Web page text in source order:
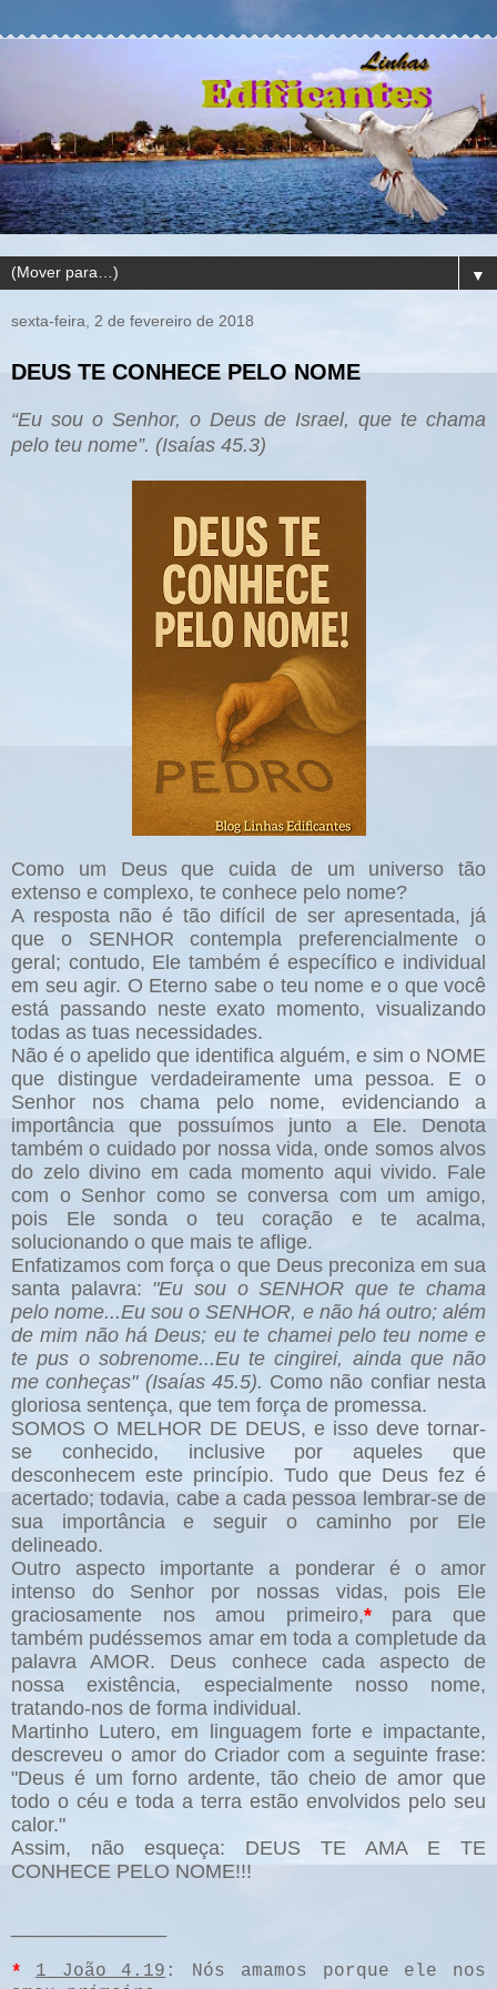
▼
sexta-feira, 2 de fevereiro de 2018
DEUS TE CONHECE PELO NOME
“Eu sou o Senhor, o Deus de Israel, que te chama
pelo teu nome”. (Isaías 45.3)
Como um Deus que cuida de um universo tão
extenso e complexo, te conhece pelo nome?
A resposta não é tão difícil de ser apresentada, já
que o SENHOR contempla preferencialmente o
geral; contudo, Ele também é específico e individual
em seu agir. O Eterno sabe o teu nome e o que você
está passando neste exato momento, visualizando
todas as tuas necessidades.
Não é o apelido que identifica alguém, e sim o NOME
que distingue verdadeiramente uma pessoa. E o
Senhor nos chama pelo nome, evidenciando a
importância que possuímos junto a Ele. Denota
também o cuidado por nossa vida, onde somos alvos
do zelo divino em cada momento aqui vivido. Fale
com o Senhor como se conversa com um amigo,
pois Ele sonda o teu coração e te acalma,
solucionando o que mais te aflige.
Enfatizamos com força o que Deus preconiza em sua
santa palavra: "Eu sou o SENHOR que te chama
pelo nome...Eu sou o SENHOR, e não há outro; além
de mim não há Deus; eu te chamei pelo teu nome e
te pus o sobrenome...Eu te cingirei, ainda que não
me conheças" (Isaías 45.5). Como não confiar nesta
gloriosa sentença, que tem força de promessa.
SOMOS O MELHOR DE DEUS, e isso deve tornar-
se conhecido, inclusive por aqueles que
desconhecem este princípio. Tudo que Deus fez é
acertado; todavia, cabe a cada pessoa lembrar-se de
sua importância e seguir o caminho por Ele
delineado.
Outro aspecto importante a ponderar é o amor
intenso do Senhor por nossas vidas, pois Ele
graciosamente nos amou primeiro,*para que
também pudéssemos amar em toda a completude da
palavra AMOR. Deus conhece cada aspecto de
nossa existência, especialmente nosso nome,
tratando-nos de forma individual.
Martinho Lutero, em linguagem forte e impactante,
descreveu o amor do Criador com a seguinte frase:
"Deus é um forno ardente, tão cheio de amor que
todo o céu e toda a terra estão envolvidos pelo seu
calor."
Assim, não esqueça: DEUS TE AMA E TE
CONHECE PELO NOME!!!
* 1 João 4.19: Nós amamos porque ele nos